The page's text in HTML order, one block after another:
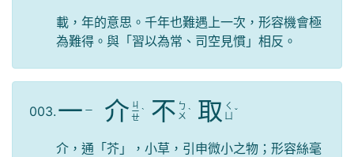
載，年的意思。千年也難遇上一次，形容機會極
為難得。與「習以為常、司空見慣」相反。
003. 一 ㄧ 介 ㄐ
ㄧ
ㄝ
ˋ 不 ㄅ
ㄨ ˋ 取 ㄑ
ˇ
介，通「芥」，小草，引申微小之物；形容絲毫